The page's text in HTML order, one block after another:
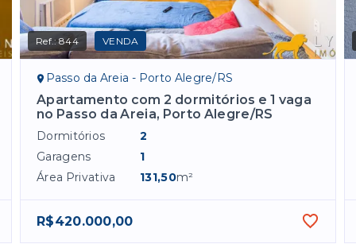
Ref.:844 VENDA
Passo da Areia - Porto Alegre/RS
Apartamento com 2 dormitórios e 1 vaga
no Passo da Areia, Porto Alegre/RS
Dormitórios
2
Garagens
1
Área Privativa
131,50m²
R$420.000,00